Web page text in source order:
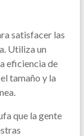
satisfacer las
Utiliza un
eficiencia de
tamaño y la
que la gente